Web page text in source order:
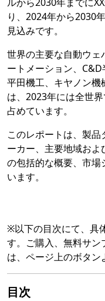
り、2024年から2030
見込みです。
世界の主要な自動ウ
ートメーション、C&D
平田機工、キヤノン
は、2023年には全世
占めています。
このレポートは、製
ーカー、主要地域お
の包括的な概要、市場
います。
※以下の目次にて、具
す。ご購入、無料サ
は、ページ上のボタン
目次